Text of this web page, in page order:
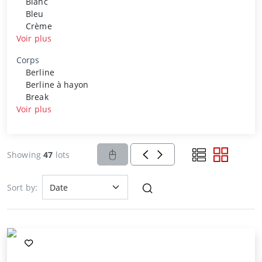
Showing 47 lots
Sort by:
Bleu
Crème
Voir plus
Corps
Berline
Berline à hayon
Break
Voir plus